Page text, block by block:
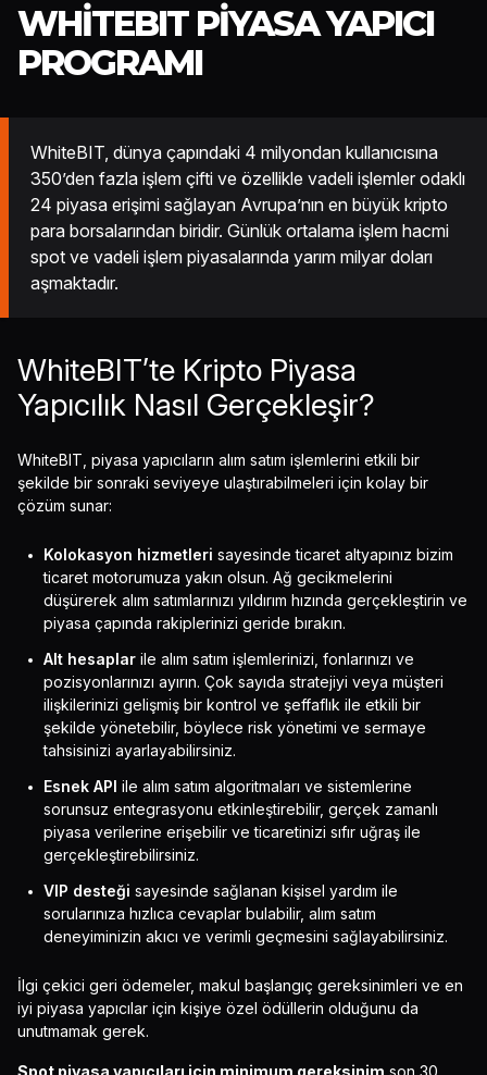
WHITEBIT PIYASA YAPICI
PROGRAMI
WhiteBIT, dünya çapındaki 4 milyondan kullanıcısına
350’den fazla işlem çifti ve özellikle vadeli işlemler odaklı
24 piyasa erişimi sağlayan Avrupa’nın en büyük kripto
para borsalarından biridir. Günlük ortalama işlem hacmi
spot ve vadeli işlem piyasalarında yarım milyar doları
aşmaktadır.
WhiteBIT’te Kripto Piyasa
Yapıcılık Nasıl Gerçekleşir?
WhiteBIT, piyasa yapıcıların alım satım işlemlerini etkili bir
şekilde bir sonraki seviyeye ulaştırabilmeleri için kolay bir
çözüm sunar:
Kolokasyon hizmetleri sayesinde ticaret altyapınız bizim
ticaret motorumuza yakın olsun. Ağ gecikmelerini
düşürerek alım satımlarınızı yıldırım hızında gerçekleştirin ve
piyasa çapında rakiplerinizi geride bırakın.
Alt hesaplar ile alım satım işlemlerinizi, fonlarınızı ve
pozisyonlarınızı ayırın. Çok sayıda stratejiyi veya müşteri
ilişkilerinizi gelişmiş bir kontrol ve şeffaflık ile etkili bir
şekilde yönetebilir, böylece risk yönetimi ve sermaye
tahsisinizi ayarlayabilirsiniz.
Esnek API ile alım satım algoritmaları ve sistemlerine
sorunsuz entegrasyonu etkinleştirebilir, gerçek zamanlı
piyasa verilerine erişebilir ve ticaretinizi sıfır uğraş ile
gerçekleştirebilirsiniz.
VIP desteği sayesinde sağlanan kişisel yardım ile
sorularınıza hızlıca cevaplar bulabilir, alım satım
deneyiminizin akıcı ve verimli geçmesini sağlayabilirsiniz.
İlgi çekici geri ödemeler, makul başlangıç gereksinimleri ve en
iyi piyasa yapıcılar için kişiye özel ödüllerin olduğunu da
unutmamak gerek.
Spot piyasa yapıcıları için minimum gereksinim son 30